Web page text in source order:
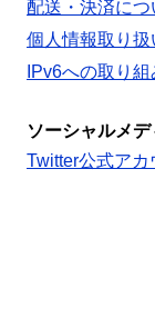
配送・決済につ
個人情報取り扱
IPv6への取り組
ソーシャルメデ
Twitter公式アカ